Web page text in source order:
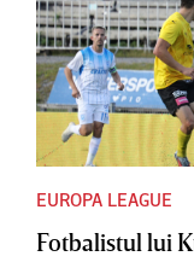
EUROPA LEAGUE
Fotbalistul lui